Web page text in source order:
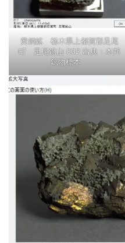
黄銅鉱 栃木県上都賀郡足尾
町 足尾鉱山 002 出典：本邦
鉱物標本